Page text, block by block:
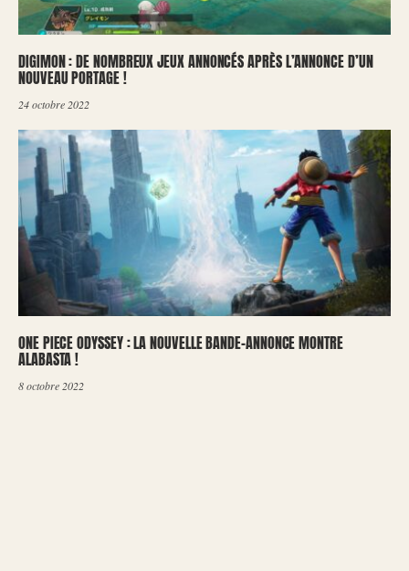
DIGIMON : DE NOMBREUX JEUX ANNONCÉS APRÈS L’ANNONCE D’UN
NOUVEAU PORTAGE !
24 octobre 2022
ONE PIECE ODYSSEY : LA NOUVELLE BANDE-ANNONCE MONTRE
ALABASTA !
8 octobre 2022